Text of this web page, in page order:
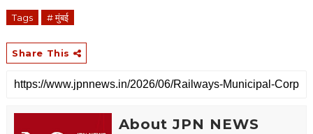
Tags # मुंबई
Share This
About JPN NEWS